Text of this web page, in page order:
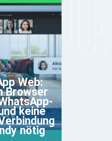
Web:
Browser
keine
nötig